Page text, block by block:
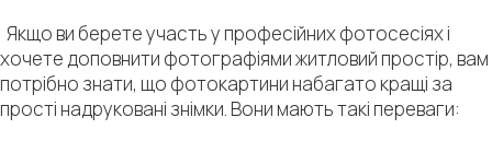
Якщо ви берете участь у професійних фотосесіях і
хочете доповнити фотографіями житловий простір, вам
потрібно знати, що фотокартини набагато кращі за
прості надруковані знімки. Вони мають такі переваги: